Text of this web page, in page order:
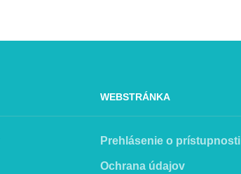
WEBSTRÁNKA
Prehlásenie o prístupnosti
Ochrana údajov